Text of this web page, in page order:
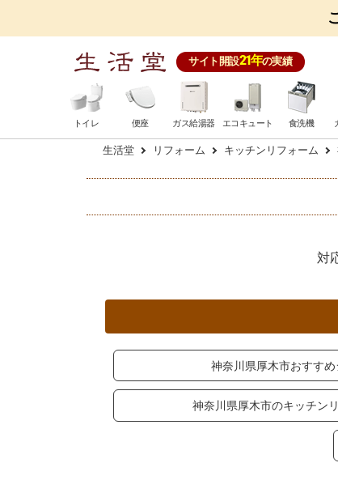
サイト開設21年の実績
トイレ 便座 ガス給湯器 エコキュート 食洗機
生活堂 リフォーム キッチンリフォーム
対
神奈川県厚木市おすす
神奈川県厚木市のキッチン